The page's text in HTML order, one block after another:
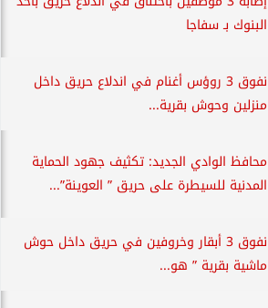
البنوك بـ سفاجا
نفوق 3 روؤس أغنام في اندلاع حريق داخل
منزلين وحوش بقرية...
محافظ الوادي الجديد: تكثيف جهود الحماية
المدنية للسيطرة على حريق ” العوينة”...
نفوق 3 أبقار وخروفين في حريق داخل حوش
ماشية بقرية ” هو...